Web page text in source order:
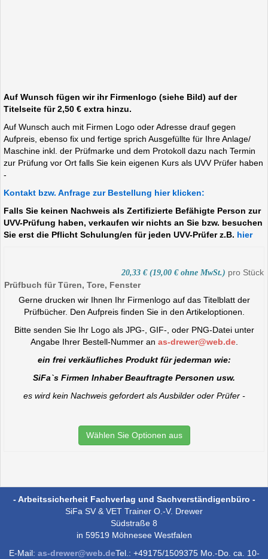
Auf Wunsch fügen wir ihr Firmenlogo (siehe Bild) auf der
Titelseite für 2,50 € extra hinzu.
Auf Wunsch auch mit Firmen Logo oder Adresse drauf gegen
Aufpreis, ebenso fix und fertige sprich Ausgefüllte für Ihre Anlage/
Maschine inkl. der Prüfmarke und dem Protokoll dazu nach Termin
zur Prüfung vor Ort falls Sie kein eigenen Kurs als UVV Prüfer haben
-
Kontakt bzw. Anfrage zur Bestellung hier klicken:
Falls Sie keinen Nachweis als Zertifizierte Befähigte Person zur
UVV-Prüfung haben, verkaufen wir nichts an Sie bzw. besuchen
Sie erst die Pflicht Schulung/en für jeden UVV-Prüfer z.B. hier
20,33 € (19,00 € ohne MwSt.) pro Stück
Prüfbuch für Türen, Tore, Fenster
Gerne drucken wir Ihnen Ihr Firmenlogo auf das Titelblatt der
Prüfbücher. Den Aufpreis finden Sie in den Artikeloptionen.
Bitte senden Sie Ihr Logo als JPG-, GIF-, oder PNG-Datei unter
Angabe Ihrer Bestell-Nummer an as-drewer@web.de.
ein frei verkäufliches Produkt für jederman wie:
SiFa`s Firmen Inhaber Beauftragte Personen usw.
es wird kein Nachweis gefordert als Ausbilder oder Prüfer -
Wählen Sie Optionen aus
- Arbeitssicherheit Fachverlag und Sachverständigenbüro -
SiFa SV & VET Trainer O.-V. Drewer
Südstraße 8
in 59519 Möhnesee Westfalen
E-Mail: as-drewer@web.deTel.: +49175/1509375 Mo.-Do. ca. 10-